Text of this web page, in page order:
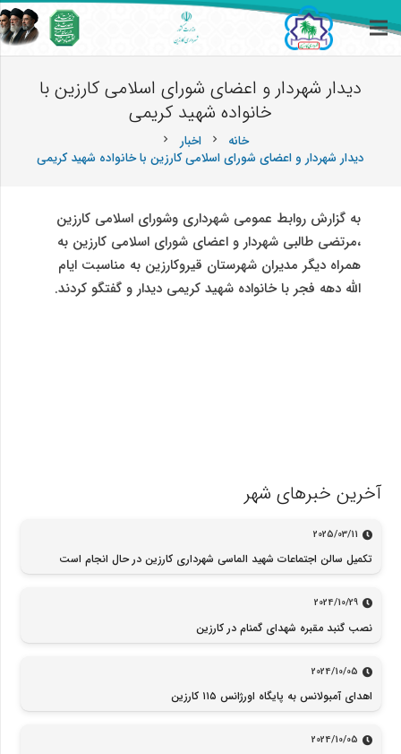
دیدار شهردار و اعضای شورای اسلامی کارزین با
خانواده شهید کریمی
خانه chevron_right اخبار chevron_right
دیدار شهردار و اعضای شورای اسلامی کارزین با خانواده شهید کریمی
به گزارش روابط عمومی شهرداری وشورای اسلامی کارزین
،مرتضی طالبی شهردار و اعضای شورای اسلامی کارزین به
همراه دیگر مدیران شهرستان قیروکارزین به مناسبت ایام
الله دهه فجر با خانواده شهید کریمی دیدار و گفتگو کردند.
آخرین خبرهای شهر
2025/03/11
تکمیل سالن اجتماعات شهید الماسی شهرداری کارزین در حال انجام است
2024/10/29
نصب گنبد مقبره شهدای گمنام در کارزین
2024/10/05
اهدای آمبولانس به پایگاه اورژانس ۱۱۵ کارزین
2024/10/05